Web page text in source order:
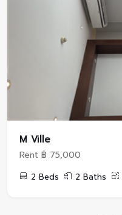
M Ville
Rent ฿ 75,000
2 Beds 2 Baths